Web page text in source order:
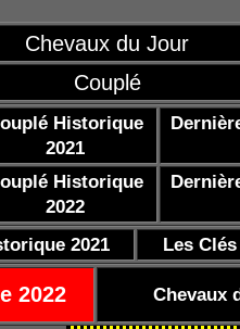
Chevaux du Jour
Couplé
Historique
2021
Historique
2022
2021
Les
2022 Chevaux